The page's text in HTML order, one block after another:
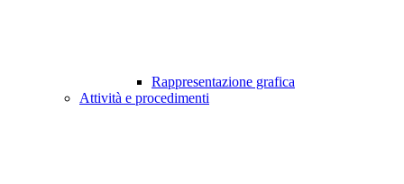
Rappresentazione grafica
Attività e procedimenti